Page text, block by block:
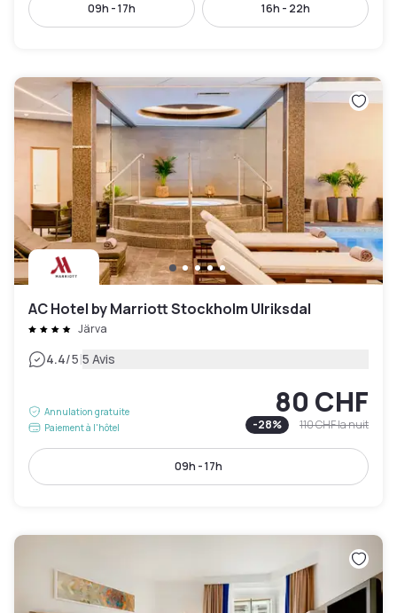
09h - 17h 16h - 22h
AC Hotel by Marriott Stockholm Ulriksdal
Järva
4.4/5|5 Avis
Annulation gratuite
Paiement à l'hôtel
80 CHF
-28% 110 CHFla nuit
09h - 17h